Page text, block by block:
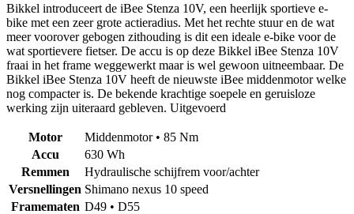
Bikkel introduceert de iBee Stenza 10V, een heerlijk sportieve e-
bike met een zeer grote actieradius. Met het rechte stuur en de wat
meer voorover gebogen zithouding is dit een ideale e-bike voor de
wat sportievere fietser. De accu is op deze Bikkel iBee Stenza 10V
fraai in het frame weggewerkt maar is wel gewoon uitneembaar. De
Bikkel iBee Stenza 10V heeft de nieuwste iBee middenmotor welke
nog compacter is. De bekende krachtige soepele en geruisloze
werking zijn uiteraard gebleven. Uitgevoerd
Motor
Middenmotor • 85 Nm
Accu
630 Wh
Remmen
Hydraulische schijfrem voor/achter
Versnellingen Shimano nexus 10 speed
Framematen D49 • D55